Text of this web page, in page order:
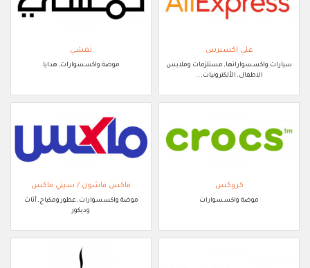
علي اكسبرس
سيارات واكسسواراتها, مستلزمات وملابس
الاطفال, الألكترونيات, ..
نمشي
موضة واكسسوارات, هدايا
كروكس
موضة واكسسوارات
ماكس فاشون / سيتي ماكس
موضة واكسسوارات, عطور ومكياج, أثاث
وديكور